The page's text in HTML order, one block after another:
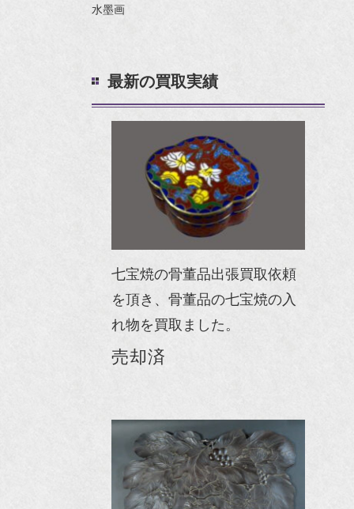
水墨画
最新の買取実績
七宝焼の骨董品出張買取依頼
を頂き、骨董品の七宝焼の入
れ物を買取ました。
売却済